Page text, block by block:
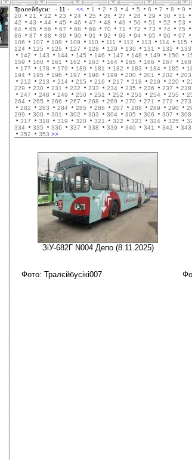
Тролейбуси: - 11 - << 1 2 3 4 5 6 7 8 9
20
21 22 23 24 25 26 27 28 29 30 31
42
43 44 45 46 47 48 49 50 51 52 53
64
65 66 67 68 69 70 71 72 73 74 75
86
87 88 89 90 91 92 93 94 95 96 97
106
107 108 109 110 111 112 113 114 115
124
125 126 127 128 129 130 131 132 133
142
143 144 145 146 147 148 149 150
159
160 161 162 163 164 165 166 167 168
177
178 179 180 181 182 183 184 185
194
195 196 197 198 199 200 201 202 203
212
213 214 215 216 217 218 219 220
229
230 231 232 233 234 235 236 237 238
247
248 249 250 251 252 253 254 255
264
265 266 267 268 269 270 271 272 273
282
283 284 285 286 287 288 289 290
299
300 301 302 303 304 305 306 307 308
317
318 319 320 321 322 323 324 325
334
335 336 337 338 339 340 341 342 343
352
353 >>
ЗіУ-682Г N004 Депо (8.11.2025)
Фото: Тралєйбусікі007